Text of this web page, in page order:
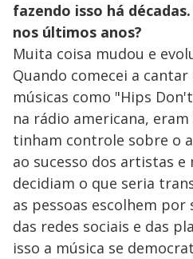
fazendo isso há
nos últimos anos?
Muita coisa mudou e
Quando comecei a
músicas como "Hips
na rádio americana,
tinham controle sobre o
ao sucesso dos artistas e
decidiam o que seria
as pessoas escolhem
das redes sociais e das
isso a música se